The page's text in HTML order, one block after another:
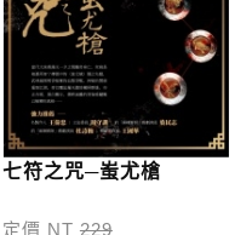
七符之咒─蚩尤槍
定價 NT 229